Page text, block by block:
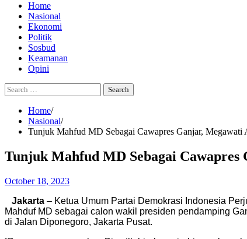
Home
Nasional
Ekonomi
Politik
Sosbud
Keamanan
Opini
Search
for:
Home
Nasional
Tunjuk Mahfud MD Sebagai Cawapres Ganjar, Megawati
Tunjuk Mahfud MD Sebagai
October 18, 2023
Jakarta – Ketua Umum Partai Demokrasi Indonesia
Mahduf MD sebagai calon wakil presiden pendamping
di Jalan Diponegoro, Jakarta Pusat.